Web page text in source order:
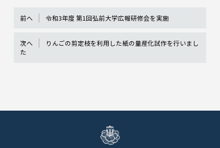
前へ 令和3年度 第1回弘前大学広報研修会を実施
次へ
りんごの剪定枝を利用した紙の量産化試作を行いまし
た